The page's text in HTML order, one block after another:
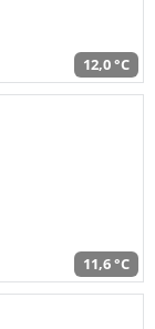
12,0 °C
11,6 °C